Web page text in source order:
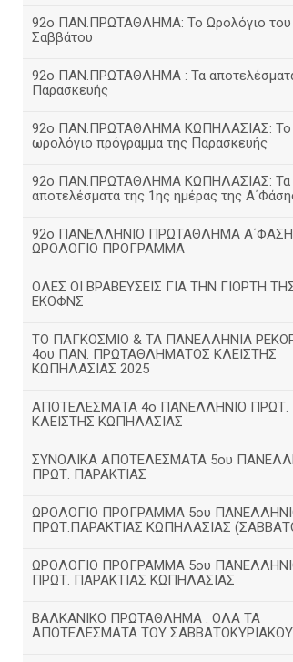
92ο ΠΑΝ.ΠΡΩΤΑΘΛΗΜΑ: Το Ωρολόγιο του
Σαββάτου
92ο ΠΑΝ.ΠΡΩΤΑΘΛΗΜΑ : Τα
Παρασκευής
92o ΠΑΝ.ΠΡΩΤΑΘΛΗΜΑ ΚΩΠΗΛΑΣΙΑΣ: Το
ωρολόγιο πρόγραμμα της Παρασκευής
92ο ΠΑΝ.ΠΡΩΤΑΘΛΗΜΑ ΚΩΠΗΛΑΣΙΑΣ: Τα
αποτελέσματα της 1ης ημέρας της
92ο ΠΑΝΕΛΛΗΝΙΟ ΠΡΩΤΑΘΛΗΜΑ Α΄ΦΑΣΗ
ΩΡΟΛΟΓΙΟ ΠΡΟΓΡΑΜΜΑ
ΟΛΕΣ ΟΙ ΒΡΑΒΕΥΣΕΙΣ ΓΙΑ ΤΗΝ ΓΙΟΡΤΗ
ΕΚΟΦΝΣ
TΟ ΠΑΓΚΟΣΜΙΟ & ΤΑ ΠΑΝΕΛΛΗΝΙΑ
4ου ΠΑΝ. ΠΡΩΤΑΘΛΗΜΑΤΟΣ ΚΛΕΙΣΤΗΣ
ΚΩΠΗΛΑΣΙΑΣ 2025
ΑΠΟΤΕΛΕΣΜΑΤΑ 4ο ΠΑΝΕΛΛΗΝΙΟ ΠΡΩΤ.
ΚΛΕΙΣΤΗΣ ΚΩΠΗΛΑΣΙΑΣ
ΣΥΝΟΛΙΚΑ ΑΠΟΤΕΛΕΣΜΑΤΑ 5ου
ΠΡΩΤ. ΠΑΡΑΚΤΙΑΣ
ΩΡΟΛΟΓΙΟ ΠΡΟΓΡΑΜΜΑ 5ου
ΠΡΩΤ.ΠΑΡΑΚΤΙΑΣ ΚΩΠΗΛΑΣΙΑΣ
ΩΡΟΛΟΓΙΟ ΠΡΟΓΡΑΜΜΑ 5ου
ΠΡΩΤ. ΠΑΡΑΚΤΙΑΣ ΚΩΠΗΛΑΣΙΑΣ
ΒΑΛΚΑΝΙΚΟ ΠΡΩΤΑΘΛΗΜΑ : ΟΛΑ ΤΑ
ΑΠΟΤΕΛΕΣΜΑΤΑ ΤΟΥ ΣΑΒΒΑΤΟΚΥΡΙΑΚΟΥ